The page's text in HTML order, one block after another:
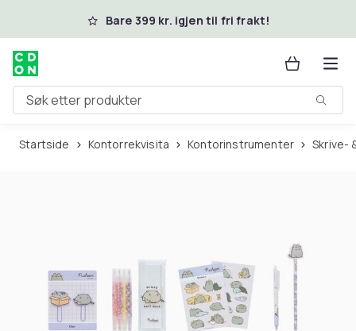
Hopp til hovedinnholdBare 399 kr. igjen til fri frakt!
Søk etter produkter
Startside Kontorrekvisita Kontorinstrumenter